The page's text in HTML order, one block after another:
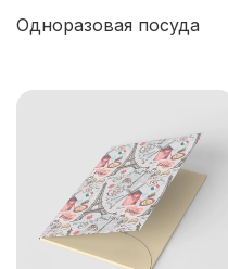
Одноразовая посуда